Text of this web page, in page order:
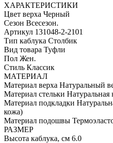
ХАРАКТЕРИСТИКИ
Цвет верха Черный
Сезон Всесезон.
Артикул 131048-2-2101
Тип каблука Столбик
Вид товара Туфли
Пол Жен.
Стиль Классик
МАТЕРИАЛ
Материал верха Натуральный
Материал стельки Натуральная
Материал подкладки
кожа)
Материал подошвы
РАЗМЕР
Высота каблука, см 6.0